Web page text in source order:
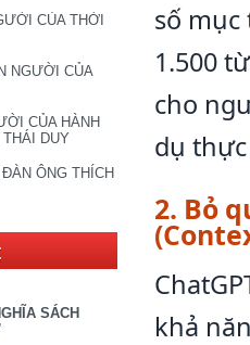
CỦA THỜI
NGƯỜI CỦA
CỦA HÀNH
DUY
ÔNG THÍCH
SÁCH
số mục
1.500
cho
dụ
2. Bỏ
khả